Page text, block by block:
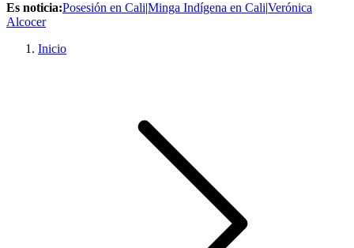
Es noticia:Posesión en Cali|Minga Indígena en Cali|Verónica
Alcocer
Inicio